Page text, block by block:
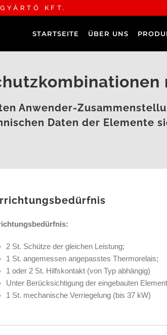
KFT.
STARTSEITE ÜBER UNS
Anwender-
Daten der Elemente
2 St. Schütze der gleichen Leistung;
1 St. angemessen angepasstes Thermorelais;
1 oder 2 St. Hilfskontakt (von Typ abhängig)
Unter Berücksichtigung der eingebauten
1 St. mechanische Verriegelung (bis 37 kW)